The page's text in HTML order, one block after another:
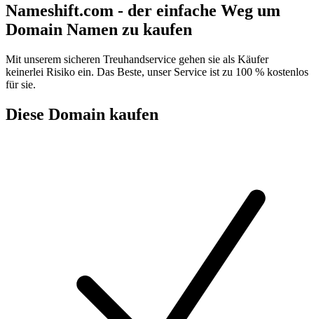
Nameshift.com - der einfache Weg um
Domain Namen zu kaufen
Mit unserem sicheren Treuhandservice gehen sie als Käufer
keinerlei Risiko ein. Das Beste, unser Service ist zu 100 % kostenlos
für sie.
Diese Domain kaufen